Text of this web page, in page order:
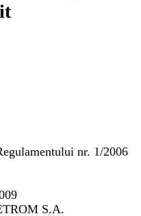
nr. 1/2006
S.A.